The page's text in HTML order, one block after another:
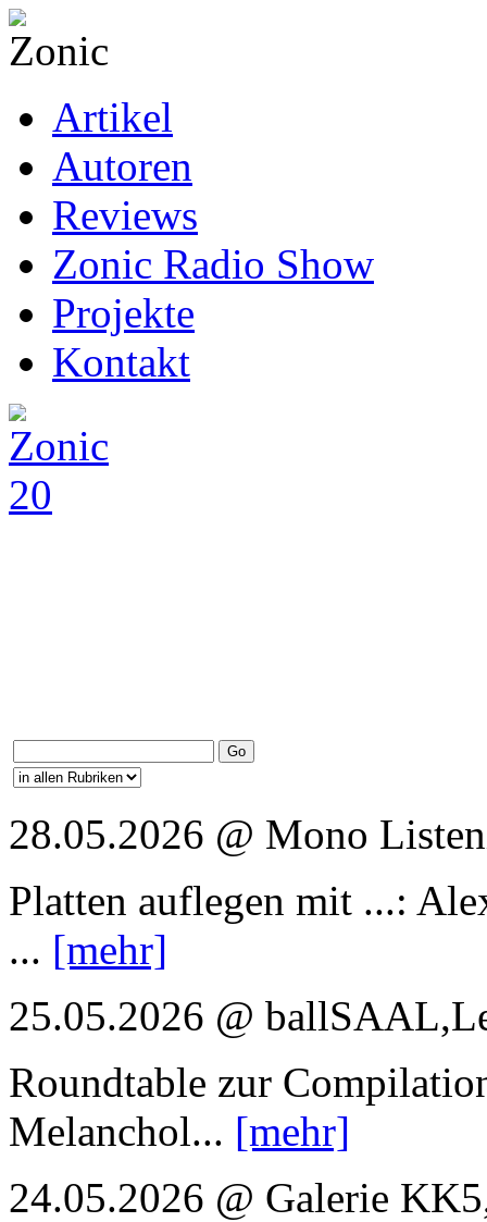
Artikel
Autoren
Reviews
Zonic Radio Show
Projekte
Kontakt
28.05.2026 @ Mono
Platten auflegen mit ...:
... [mehr]
25.05.2026 @
Roundtable zur
Melanchol... [mehr]
24.05.2026 @ Galerie